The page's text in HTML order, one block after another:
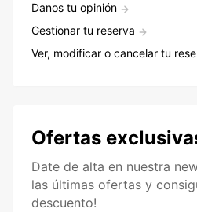
Danos tu opinión
Gestionar tu reserva
Ver, modificar o cancelar tu
Ofertas
Date de alta en nuestra
las últimas ofertas y
descuento!